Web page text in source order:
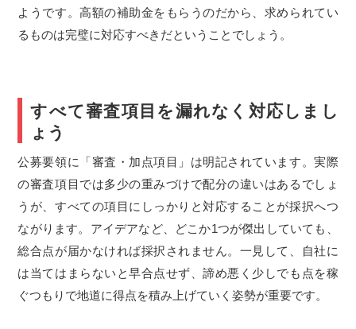
ようです。高額の補助金をもらうのだから、求められてい
るものは完璧に対応すべきだということでしょう。
すべて審査項目を漏れなく対応しまし
ょう
公募要領に「審査・加点項目」は明記されています。実際
の審査項目では多少の重みづけで配分の違いはあるでしょ
うが、すべての項目にしっかりと対応することが採択へつ
ながります。アイデアなど、どこか1つが傑出していても、
総合点が届かなければ採択されません。一見して、自社に
は当てはまらないと早合点せず、諦め悪く少しでも点を稼
ぐつもりで地道に得点を積み上げていく姿勢が重要です。